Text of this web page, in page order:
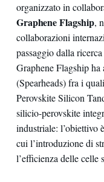
organizzato in
Graphene Flagship,
collaborazioni
passaggio dalla
Graphene Flagship
(Spearheads) fra i quali
Perovskite Silicon
silicio-perovskite
industriale: l’obiettivo
cui l’introduzione di
l’efficienza delle celle